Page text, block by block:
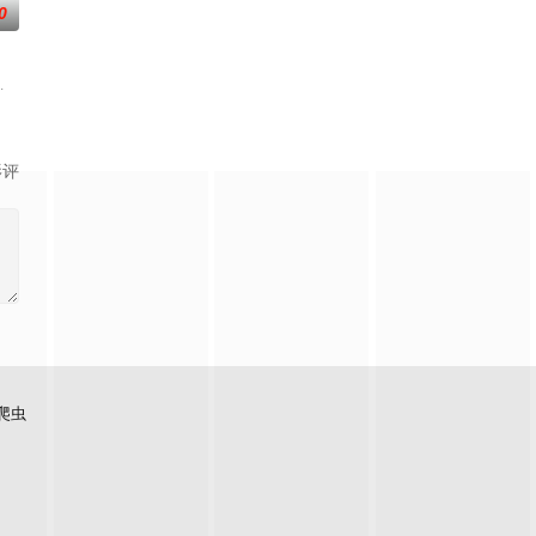
处员何大壮（冯巩 饰）
佳玉商量外出一段时间去体验生活但又怕走不了身为美容师文
，但却每天欢声笑语热闹非凡。而故事就从章小兵（蒋龙 饰）跳楼未遂
大海的召唤，与传奇半神毛伊（道恩·强森 饰）一同启航，首次跨越莫图
虫